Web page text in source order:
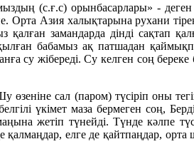
(с.ғ.с) орынбасарлары» - деген
Орта Азия халықтарына рухани
қалған замандарда дінді сақтап
бабамыз ақ патшадан
су жібереді. Су келген соң
өзеніне сал (паром) түсіріп
үкімет маза бермеген соң,
жетіп түнейді. Түнде кәлпе
елге де қайтпаңдар,